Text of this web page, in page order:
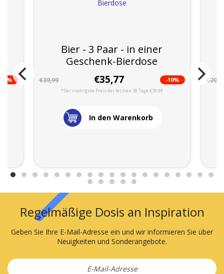
Bier - 3 Paar - in einer
Geschenk-Bierdose
€39,99 €35,77 -10%
*Der niedrigste Preis der letzten 30 Tage €39,99
In den Warenkorb
Regelmäßige Dosis an Inspiration
Geben Sie Ihre E-Mail-Adresse ein und wir informieren Sie über
Neuigkeiten und Sonderangebote.